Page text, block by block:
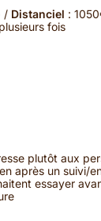
/ Distanciel :
fois
plutôt aux
après un suivi/
essayer